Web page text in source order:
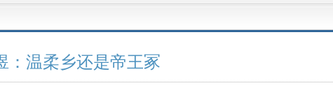
：温柔乡还是帝王冢